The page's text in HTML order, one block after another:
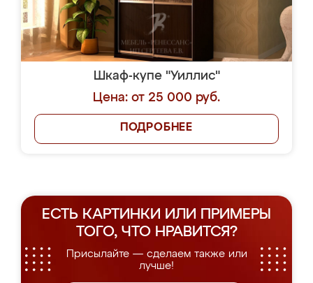
Шкаф-купе "Уиллис"
Цена: от 25 000 руб.
ПОДРОБНЕЕ
ЕСТЬ КАРТИНКИ ИЛИ ПРИМЕРЫ
ТОГО, ЧТО НРАВИТСЯ?
Присылайте — сделаем также или
лучше!